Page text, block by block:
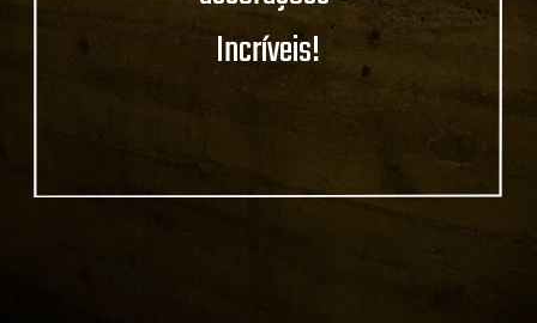
Incríveis!